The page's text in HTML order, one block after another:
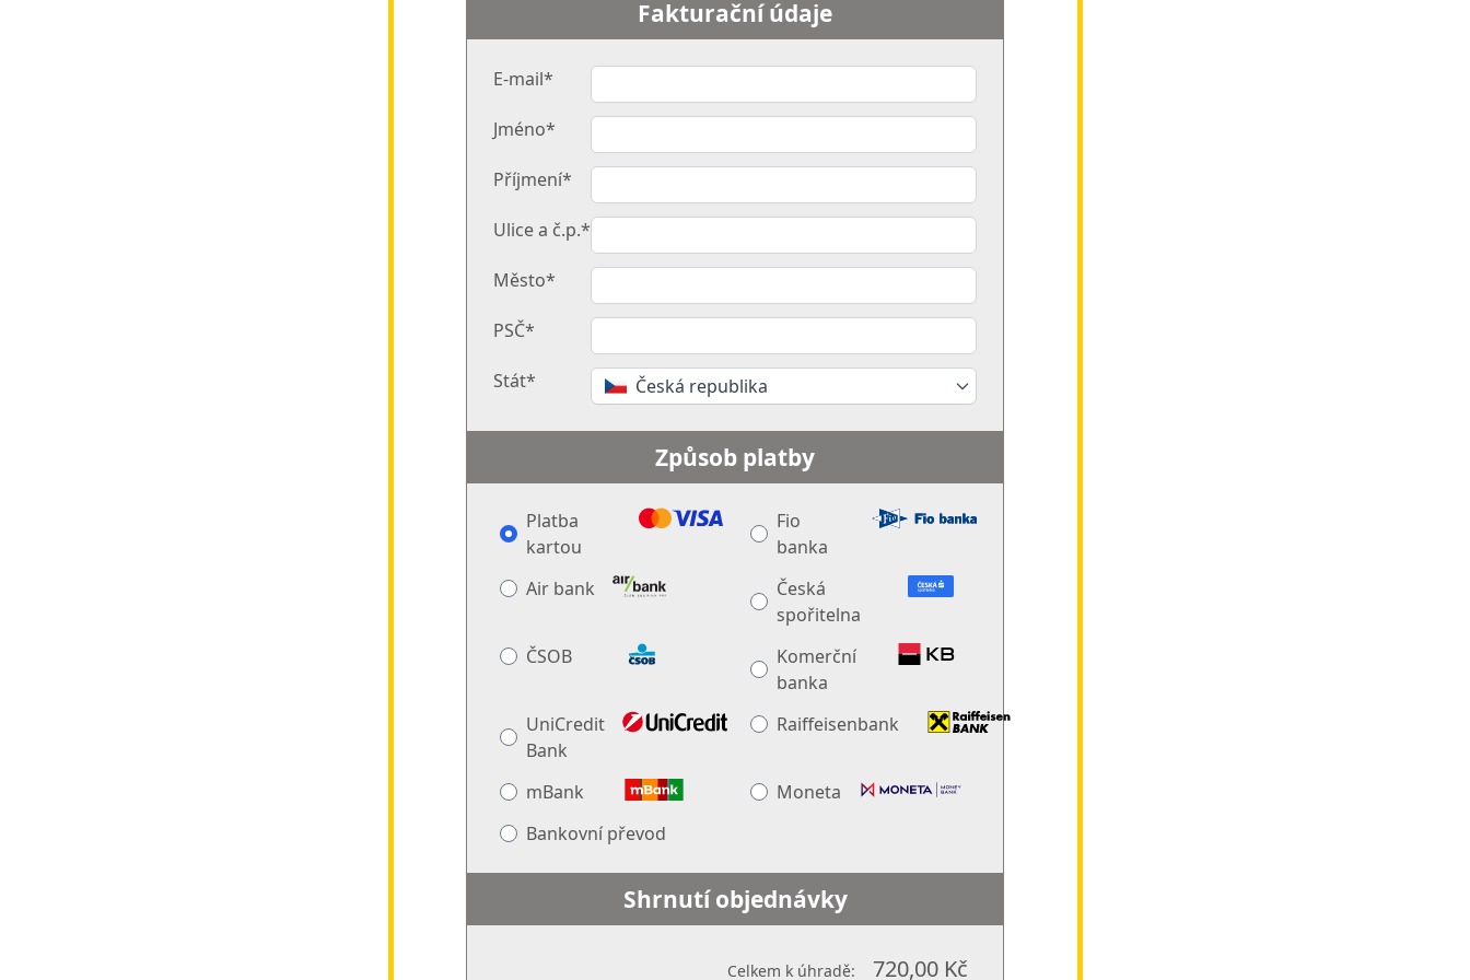
Fakturační údaje
E-mail*
Jméno*
Příjmení*
Ulice a č.p.*
Město*
PSČ*
Stát* Česká republika
Způsob platby
Platba
kartou
Fio
banka
Air bank
Česká
spořitelna
ČSOB
Komerční
banka
UniCredit
Bank
Raiffeisenbank
mBank
Moneta
Bankovní převod
Shrnutí objednávky
Celkem k úhradě: 720,00 Kč